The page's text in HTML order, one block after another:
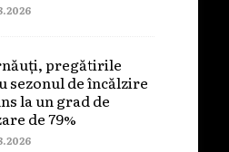
pregătirile
sezonul de încălzire
la un grad de
de 79%